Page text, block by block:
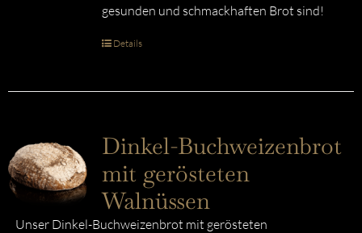
gesunden und schmackhaften Brot sind!
Details
Dinkel-Buchweizenbrot
mit gerösteten
Walnüssen
Unser Dinkel-Buchweizenbrot mit gerösteten